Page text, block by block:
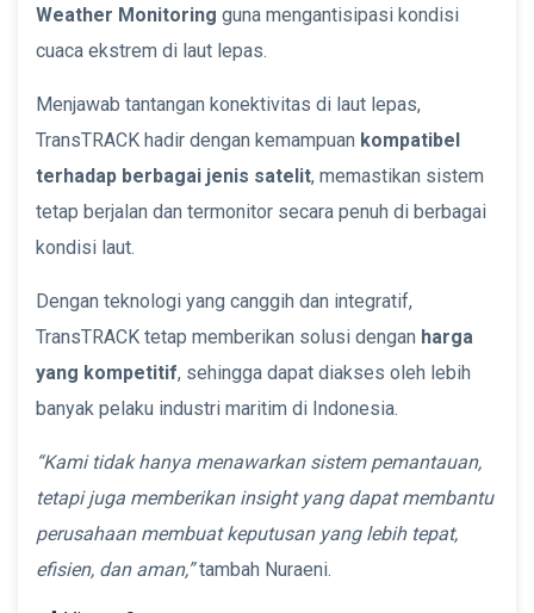
Weather Monitoring guna mengantisipasi kondisi
cuaca ekstrem di laut lepas.
Menjawab tantangan konektivitas di laut lepas,
TransTRACK hadir dengan kemampuan kompatibel
terhadap berbagai jenis satelit, memastikan sistem
tetap berjalan dan termonitor secara penuh di berbagai
kondisi laut.
Dengan teknologi yang canggih dan integratif,
TransTRACK tetap memberikan solusi dengan harga
yang kompetitif, sehingga dapat diakses oleh lebih
banyak pelaku industri maritim di Indonesia.
“Kami tidak hanya menawarkan sistem pemantauan,
tetapi juga memberikan insight yang dapat membantu
perusahaan membuat keputusan yang lebih tepat,
efisien, dan aman,”tambah Nuraeni.